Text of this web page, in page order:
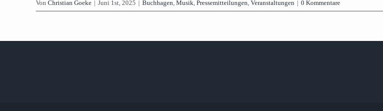
Von Christian Goeke | Juni 1st, 2025 | Buchhagen Musik Pressemitteilungen Veranstaltungen | 0 Kommentare